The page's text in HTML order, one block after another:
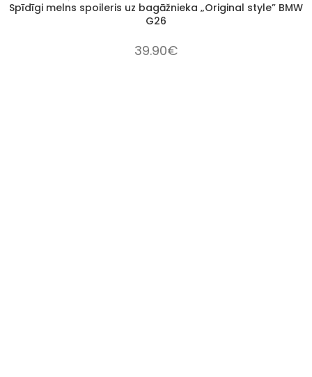
1–3 D. D.
Spīdīgi melns spoileris uz bagāžnieka „Original style” BMW
G26
39.90€